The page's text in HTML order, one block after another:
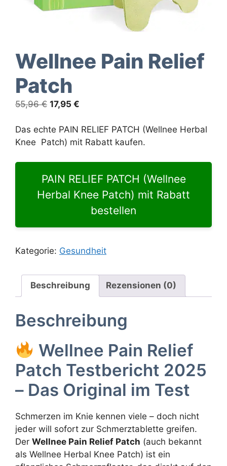
Wellnee Pain Relief
Patch
55,96€ Ursprünglicher
war:
55,96 €
17,95 €
ist:
17,95 €.
Das echte PAIN RELIEF PATCH (Wellnee Herbal
Knee Patch) mit Rabatt kaufen.
PAIN RELIEF PATCH (Wellnee
Herbal Knee Patch) mit Rabatt
bestellen
Kategorie: Gesundheit
Beschreibung Rezensionen (0)
Beschreibung
Wellnee Pain Relief
Patch Testbericht 2025
– Das Original im Test
Schmerzen im Knie kennen viele – doch nicht
jeder will sofort zur Schmerztablette greifen.
Der Wellnee Pain Relief Patch (auch bekannt
als Wellnee Herbal Knee Patch) ist ein